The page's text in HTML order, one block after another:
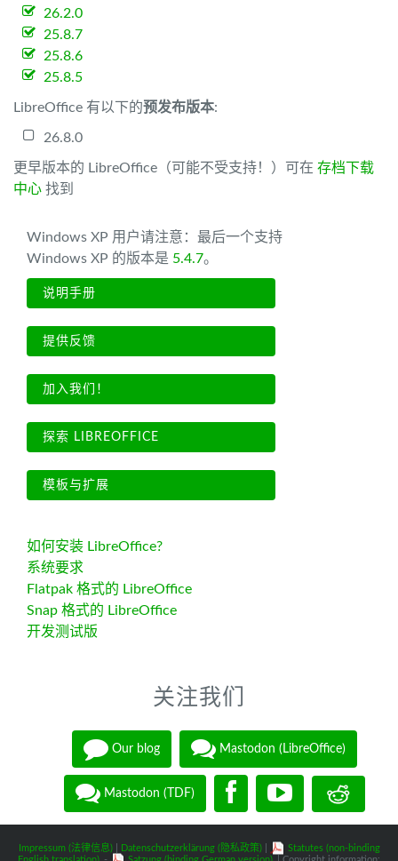
26.2.0
25.8.7
25.8.6
25.8.5
LibreOffice 有以下的预发布版本:
26.8.0
更早版本的 LibreOffice（可能不受支持！）可在 存档下载
中心 找到
Windows XP 用户请注意：最后一个支持
Windows XP 的版本是 5.4.7。
说明手册
提供反馈
加入我们！
探索 LIBREOFFICE
模板与扩展
如何安装 LibreOffice?
系统要求
Flatpak 格式的 LibreOffice
Snap 格式的 LibreOffice
开发测试版
关注我们
Our blog Mastodon (LibreOffice)
Mastodon (TDF)
Impressum (法律信息)| Datenschutzerklärung (隐私政策)|
Statutes (non-binding